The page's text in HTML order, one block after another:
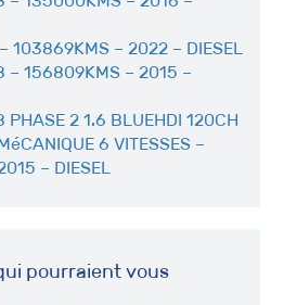
103869KMS – 2022 – DIESEL
– 156809KMS – 2015 –
PHASE 2 1.6 BLUEHDI 120CH
6 VITESSES –
– DIESEL
pourraient vous